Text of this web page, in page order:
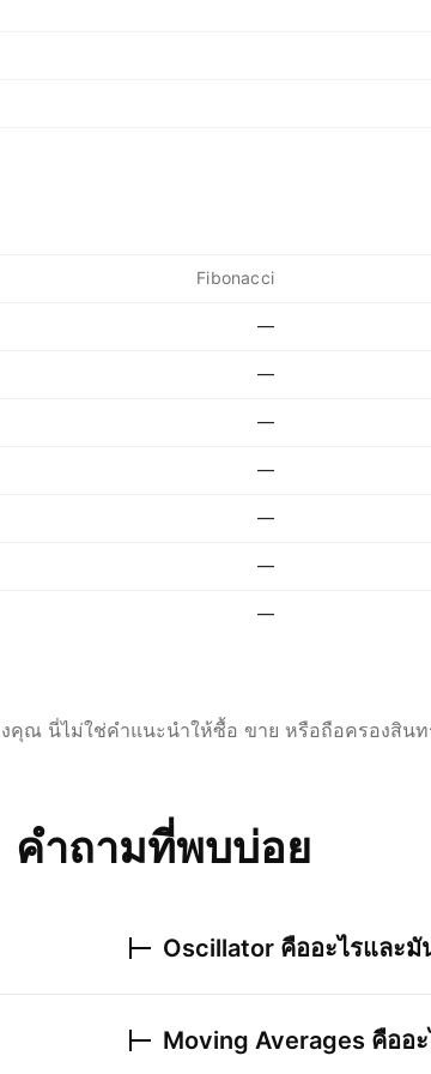
Fibonacci
—
—
—
—
—
—
—
ณ นี่ไม่ใช่คำแนะนำให้ซื้อ ขาย หรือถือครองสินท
คำถามที่พบบ่อย
Oscillator คืออะไรและมั
Moving Averages คืออ